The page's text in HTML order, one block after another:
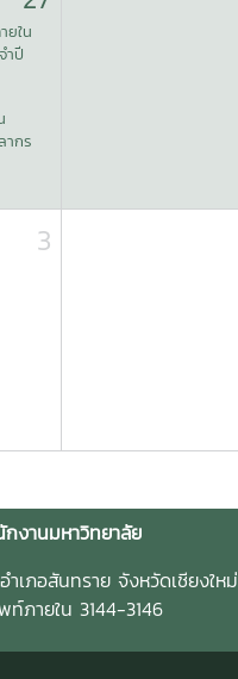
ยใน
ำปี
กร
3
งานมหาวิทยาลัย
เภอสันทราย จังหวัดเชียงใหม่
ภายใน 3144-3146